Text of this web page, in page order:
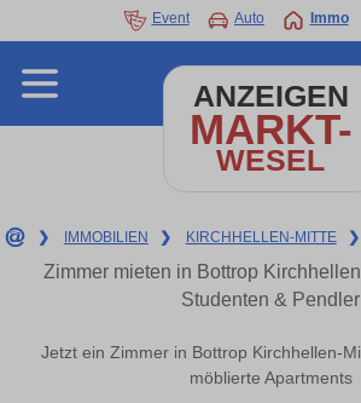
Event Auto Immo
ANZEIGEN
MARKT-
WESEL
❯ IMMOBILIEN ❯ KIRCHHELLEN-MITTE ❯
Zimmer mieten in Bottrop
Studenten & Pendler
Jetzt ein Zimmer in Bottrop Kirchhellen-
möblierte Apartments